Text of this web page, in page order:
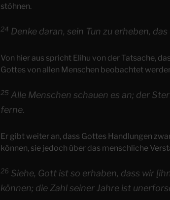
stöhnen.
24 Denke daran, sein Tun zu erheben,
Von hier aus spricht Elihu von der Tatsache,
Gottes von allen Menschen beobachtet
25 Alle Menschen schauen es an; der
ferne.
Er gibt weiter an, dass Gottes Handlungen
können, sie jedoch über das menschliche
26 Siehe, Gott ist so erhaben, dass wir
können; die Zahl seiner Jahre ist